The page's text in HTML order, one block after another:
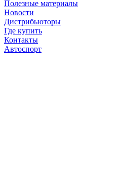
Полезные материалы
Новости
Дистрибьюторы
Где купить
Контакты
Автоспорт